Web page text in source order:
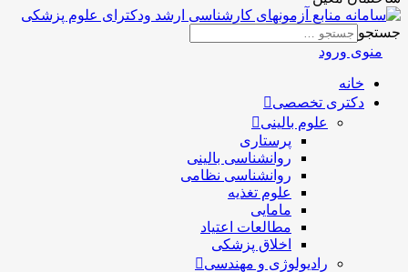
جستجو
منوی ورود
خانه
دکتری تخصصی
علوم بالینی
پرستاری
روانشناسی بالینی
روانشناسی نظامی
علوم تغذیه
مامایی
مطالعات اعتیاد
اخلاق پزشکی
رادیولوژی و مهندسی